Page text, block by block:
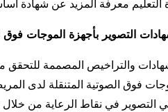
التصوير بأجهزة الموجات فوق
فوق الصوتية المتنقلة لدى